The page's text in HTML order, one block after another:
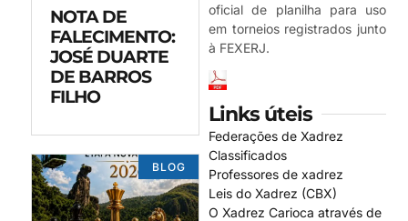
NOTA DE
FALECIMENTO:
JOSÉ DUARTE
DE BARROS
FILHO
BLOG
oficial de planilha para uso
em torneios registrados junto
à FEXERJ.
Links úteis
Federações de Xadrez
Classificados
Professores de xadrez
Leis do Xadrez (CBX)
O Xadrez Carioca através de